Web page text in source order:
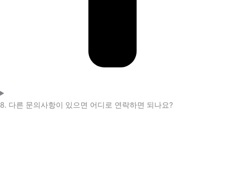
8. 다른 문의사항이 있으면 어디로 연락하면 되나요?